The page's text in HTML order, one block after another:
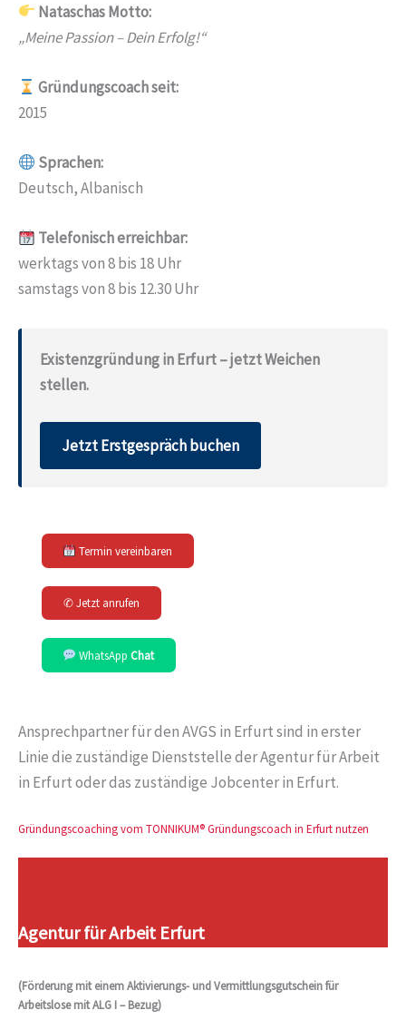
Nataschas Motto:
„Meine Passion – Dein Erfolg!“
Gründungscoach seit:
2015
Sprachen:
Deutsch, Albanisch
Telefonisch erreichbar:
werktags von 8 bis 18 Uhr
samstags von 8 bis 12.30 Uhr
Existenzgründung in Erfurt – jetzt Weichen
stellen.
Jetzt Erstgespräch buchen
Termin vereinbaren
✆ Jetzt anrufen
WhatsAppChat
Ansprechpartner für den AVGS in Erfurt sind in erster
Linie die zuständige Dienststelle der Agentur für Arbeit
in Erfurt oder das zuständige Jobcenter in Erfurt.
Gründungscoaching vom TONNIKUM® Gründungscoach in Erfurt nutzen
Agentur für Arbeit Erfurt
(Förderung mit einem Aktivierungs- und Vermittlungsgutschein für
Arbeitslose mit ALG I – Bezug)